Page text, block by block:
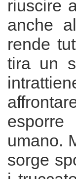
riuscire
anche
rende
tira un
umano.
sorge